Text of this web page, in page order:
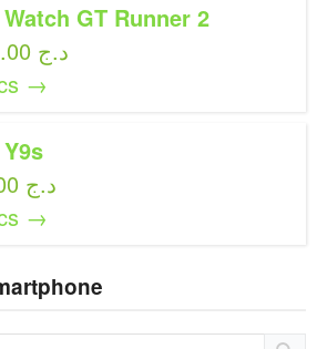
GT Runner 2
130,000.00 د.ج
→
49,000.00 د.ج
→